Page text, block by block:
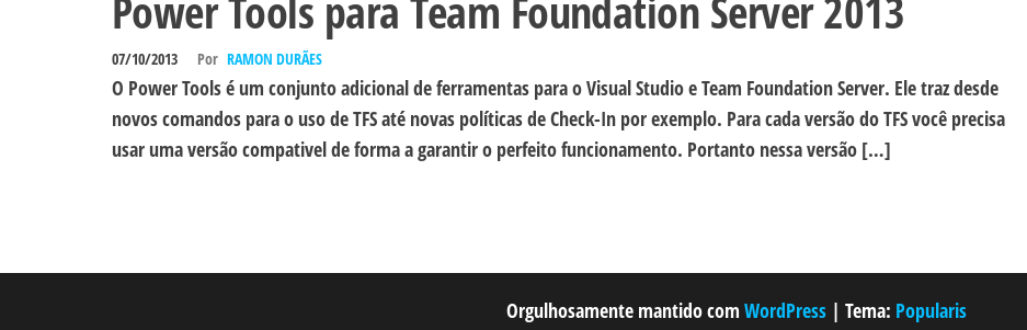
07/10/2013 Por RAMON DURÃES
O Power Tools é um conjunto adicional de ferramentas para o Visual Studio e Team Foundation Server. Ele traz desde
novos comandos para o uso de TFS até novas políticas de Check-In por exemplo. Para cada versão do TFS você precisa
usar uma versão compativel de forma a garantir o perfeito funcionamento. Portanto nessa versão […]
Orgulhosamente mantido com WordPress | Tema: Popularis